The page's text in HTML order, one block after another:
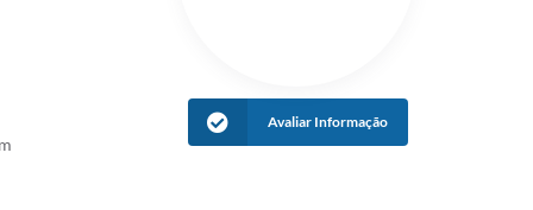
Avaliar Informação